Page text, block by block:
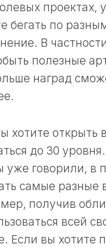
бегать по
В
полезные
наград
хотите открыть
до 30 уровня.
уже говорили, в
самые разные
получив
всей
Если вы хотите